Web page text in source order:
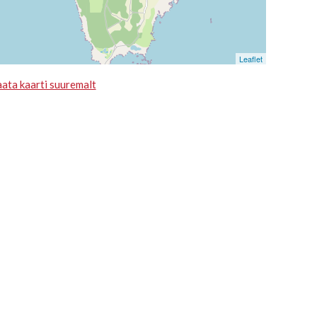
Leaflet
kaarti suuremalt